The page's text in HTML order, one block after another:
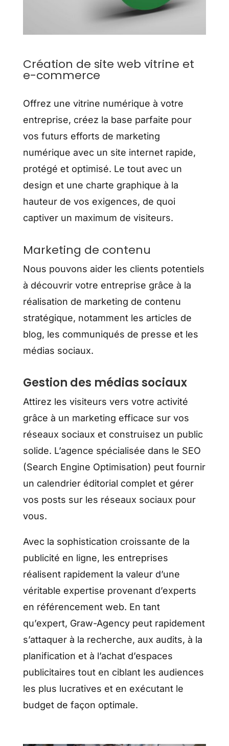
Création de site web vitrine et
e-commerce
Offrez une vitrine numérique à votre
entreprise, créez la base parfaite pour
vos futurs efforts de marketing
numérique avec un site internet rapide,
protégé et optimisé. Le tout avec un
design et une charte graphique à la
hauteur de vos exigences, de quoi
captiver un maximum de visiteurs.
Marketing de contenu
Nous pouvons aider les clients potentiels
à découvrir votre entreprise grâce à la
réalisation de marketing de contenu
stratégique, notamment les articles de
blog, les communiqués de presse et les
médias sociaux.
Gestion des médias sociaux
Attirez les visiteurs vers votre activité
grâce à un marketing efficace sur vos
réseaux sociaux et construisez un public
solide. L’agence spécialisée dans le SEO
(Search Engine Optimisation) peut fournir
un calendrier éditorial complet et gérer
vos posts sur les réseaux sociaux pour
vous.
Avec la sophistication croissante de la
publicité en ligne, les entreprises
réalisent rapidement la valeur d’une
véritable expertise provenant d’experts
en référencement web. En tant
qu’expert, Graw-Agency peut rapidement
s’attaquer à la recherche, aux audits, à la
planification et à l’achat d’espaces
publicitaires tout en ciblant les audiences
les plus lucratives et en exécutant le
budget de façon optimale.